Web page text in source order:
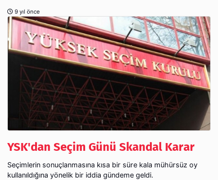
9 yıl önce
YSK'dan Seçim Günü Skandal Karar
Seçimlerin sonuçlanmasına kısa bir süre kala mühürsüz oy
kullanıldığına yönelik bir iddia gündeme geldi.